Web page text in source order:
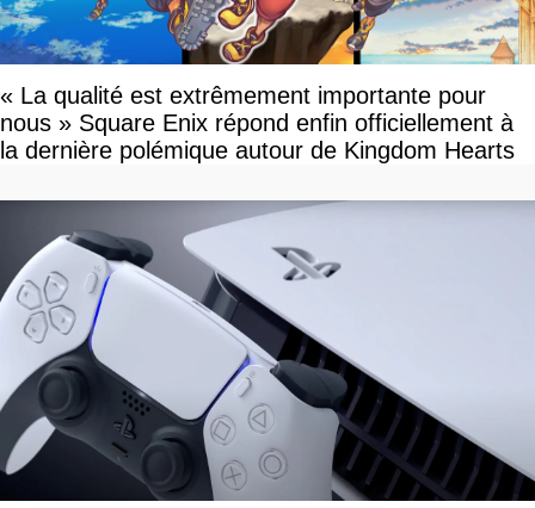
« La qualité est extrêmement importante pour
nous » Square Enix répond enfin officiellement à
la dernière polémique autour de Kingdom Hearts